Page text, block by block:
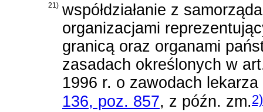
21) współdziałanie z
organizacjami
granicą oraz organami
zasadach określonych w
1996 r. o zawodach
136, poz. 857, z późn. zm.2)